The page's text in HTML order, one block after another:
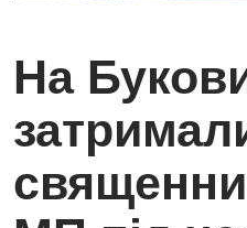
На